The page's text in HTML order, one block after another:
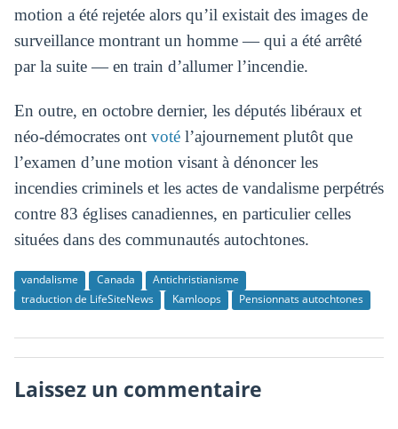
motion a été rejetée alors qu’il existait des images de
surveillance montrant un homme — qui a été arrêté
par la suite — en train d’allumer l’incendie.
En outre, en octobre dernier, les députés libéraux et
néo-démocrates ont votél’ajournement plutôt que
l’examen d’une motion visant à dénoncer les
incendies criminels et les actes de vandalisme perpétrés
contre 83 églises canadiennes, en particulier celles
situées dans des communautés autochtones.
vandalisme Canada
Antichristianisme
traduction de LifeSiteNews
Kamloops Pensionnats autochtones
Laissez un commentaire